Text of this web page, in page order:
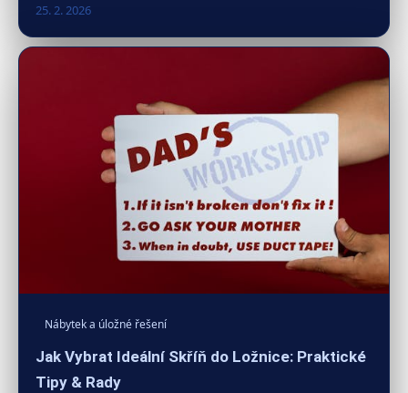
25. 2. 2026
Nábytek a úložné řešení
Jak Vybrat Ideální Skříň do Ložnice: Praktické
Tipy & Rady